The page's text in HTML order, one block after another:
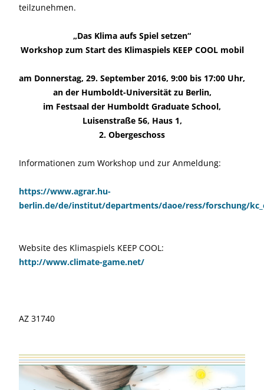
teilzunehmen.
„Das Klima aufs Spiel setzen“
Workshop zum Start des Klimaspiels KEEP COOL mobil
am Donnerstag, 29. September 2016, 9:00 bis 17:00 Uhr,
an der Humboldt-Universität zu Berlin,
im Festsaal der Humboldt Graduate School,
Luisenstraße 56, Haus 1,
2. Obergeschoss
Informationen zum Workshop und zur Anmeldung:
https://www.agrar.hu-
berlin.de/de/institut/departments/daoe/ress/forschung/
Website des Klimaspiels KEEP COOL:
http://www.climate-game.net/
AZ 31740